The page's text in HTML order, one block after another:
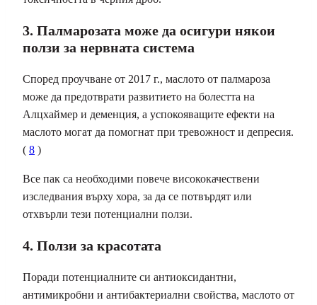
3. Палмарозата може да осигури някои
ползи за нервната система
Според проучване от 2017 г., маслото от палмароза
може да предотврати развитието на болестта на
Алцхаймер и деменция, а успокояващите ефекти на
маслото могат да помогнат при тревожност и депресия.
( 8 )
Все пак са необходими повече висококачествени
изследвания върху хора, за да се потвърдят или
отхвърли тези потенциални ползи.
4. Ползи за красотата
Поради потенциалните си антиоксидантни,
антимикробни и антибактериални свойства, маслото от